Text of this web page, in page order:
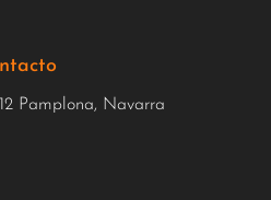
Pamplona, Navarra